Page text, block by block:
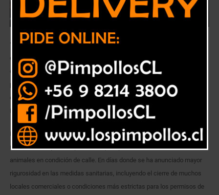
“Ellos tienen que alimentarse y si no consiguen el alimento en el lugar
donde solían encontrarlo, van a tener que desplazarse. Al estar menos
disponible ese recurso, quedan obligados a competir más y eso va a
provocar que estén más irritables, más territoriales, más reactivos”,
dice Gonzalo Chávez, coordinador del Observatorio de Tenencia
Responsable y Vínculo Humano-Animal de Universidad Santo Tomás.
Mucho se ha hablado de los cuidados que se deben adoptar con las
mascotas en época de pandemia, pero poco se habla sobre los
animales en condición de calle. En días donde se ha anunciado mayor
rigurosidad en las medidas sanitarias, incluyendo el cierre de muchos
locales comerciales o condiciones más estrictas para los permisos de